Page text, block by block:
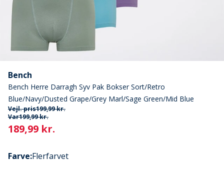
Bench
Bench Herre Darragh Syv Pak Bokser Sort/Retro
Blue/Navy/Dusted Grape/Grey Marl/Sage Green/Mid Blue
Vejl. pris199,99 kr.
Var199,99 kr.
Current
189,99 kr.
Farve:Flerfarvet